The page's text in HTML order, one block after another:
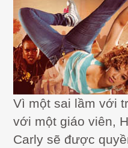
Vì một sai lầm với
với một giáo viên,
Carly sẽ được